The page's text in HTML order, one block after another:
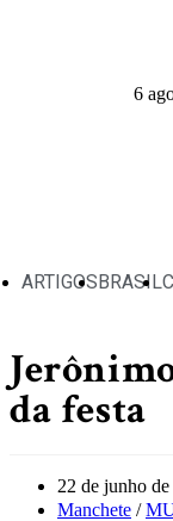
6
ARTIGOSBRASIL
da festa
22 de junho
Manchete /